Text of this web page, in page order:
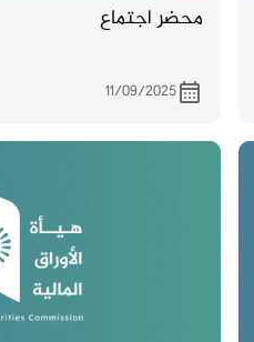
محضر اجتماع
11/09/2025